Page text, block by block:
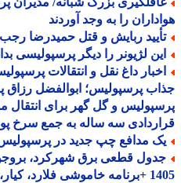
را به وجد آوردند
ربایش و قتل حمیدرضا رجب
لژیونر را دیگر پرسپولیسی بدانید
داغ نقل و انتقالات پرسپولیس
پرسپولیس؛ ابوالفضل رزاق
و گل گهر برای انتقال
سه ساله به جمع سرخ
مدافع چپ جدید در پرسپولیس
1405 +برنامه خاموشی فلارد،